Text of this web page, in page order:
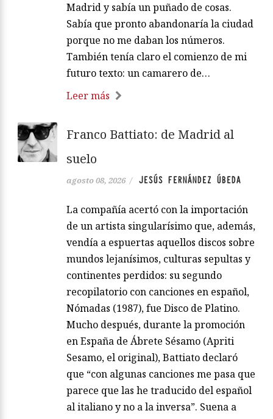
Madrid y sabía un puñado de cosas.
Sabía que pronto abandonaría la ciudad
porque no me daban los números.
También tenía claro el comienzo de mi
futuro texto: un camarero de…
Leer más
Franco Battiato: de Madrid al
suelo
agosto 08, 2026 / JESÚS FERNÁNDEZ ÚBEDA
La compañía acertó con la importación
de un artista singularísimo que, además,
vendía a espuertas aquellos discos sobre
mundos lejanísimos, culturas sepultas y
continentes perdidos: su segundo
recopilatorio con canciones en español,
Nómadas (1987), fue Disco de Platino.
Mucho después, durante la promoción
en España de Ábrete Sésamo (Apriti
Sesamo, el original), Battiato declaró
que “con algunas canciones me pasa que
parece que las he traducido del español
al italiano y no a la inversa”. Suena a